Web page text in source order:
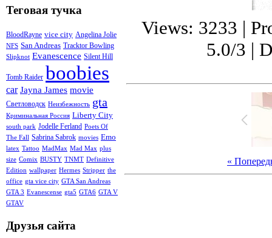
Теговая тучка
BloodRayne vice city Angelina Jolie
NFS San Andreas Tracktor Bowling
Slipknot Evanescence Silent Hill
Tomb Raider boobies
car Jayna James movie
Светловодск Неизбежность gta
Криминальная Россия Liberty City
south park Jodelle Ferland Poets Of
The Fall Sabrina Sabrok movies Emo
latex Tattoo MadMax Mad Max plus
size Comix BUSTY TNMT Definitive
Edition wallpaper Hermes Stripper the
office gta vice city GTA San Andreas
GTA 3 Evanescense gta5 GTA6 GTA V
GTAV
Друзья сайта
Views: 3233 |
5.0/3 |
«